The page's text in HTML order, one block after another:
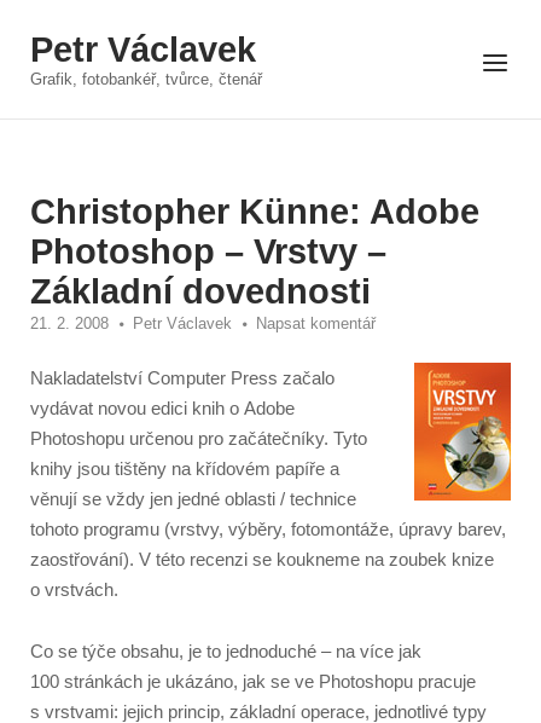
obsah
Petr Václavek
Grafik, fotobankéř, tvůrce, čtenář
Menu
Christopher Künne: Adobe
Photoshop – Vrstvy –
Základní dovednosti
21. 2. 2008 Petr Václavek Napsat komentář
Nakladatelství Computer Press začalo
vydávat novou edici knih o Adobe
Photoshopu určenou pro začátečníky. Tyto
knihy jsou tištěny na křídovém papíře a
věnují se vždy jen jedné oblasti / technice
tohoto programu (vrstvy, výběry, fotomontáže, úpravy barev,
zaostřování). V této recenzi se koukneme na zoubek knize
o vrstvách.
Co se týče obsahu, je to jednoduché – na více jak
100 stránkách je ukázáno, jak se ve Photoshopu pracuje
s vrstvami: jejich princip, základní operace, jednotlivé typy